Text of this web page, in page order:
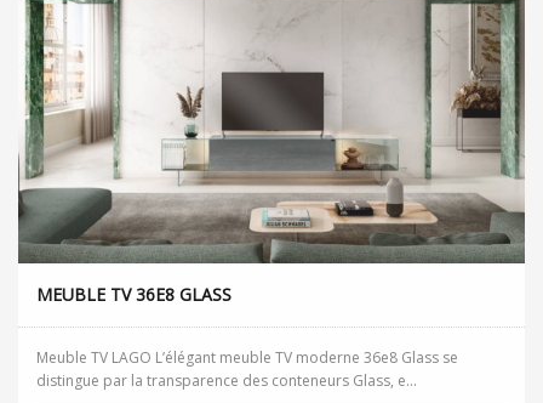
MEUBLE TV 36E8 GLASS
Meuble TV LAGO L’élégant meuble TV moderne 36e8 Glass se
distingue par la transparence des conteneurs Glass, e...